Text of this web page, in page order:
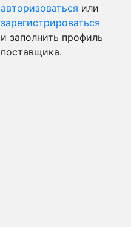
авторизоваться или
зарегистрироваться
и заполнить профиль
поставщика.